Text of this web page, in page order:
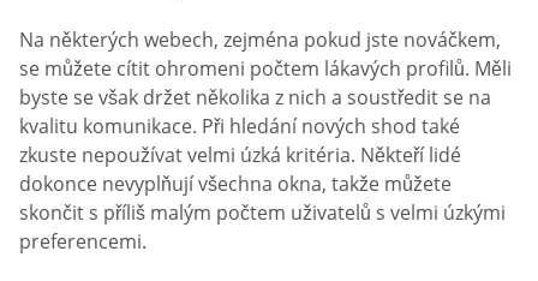
Na některých webech, zejména pokud jste nováčkem,
se můžete cítit ohromeni počtem lákavých profilů. Měli
byste se však držet několika z nich a soustředit se na
kvalitu komunikace. Při hledání nových shod také
zkuste nepoužívat velmi úzká kritéria. Někteří lidé
dokonce nevyplňují všechna okna, takže můžete
skončit s příliš malým počtem uživatelů s velmi úzkými
preferencemi.